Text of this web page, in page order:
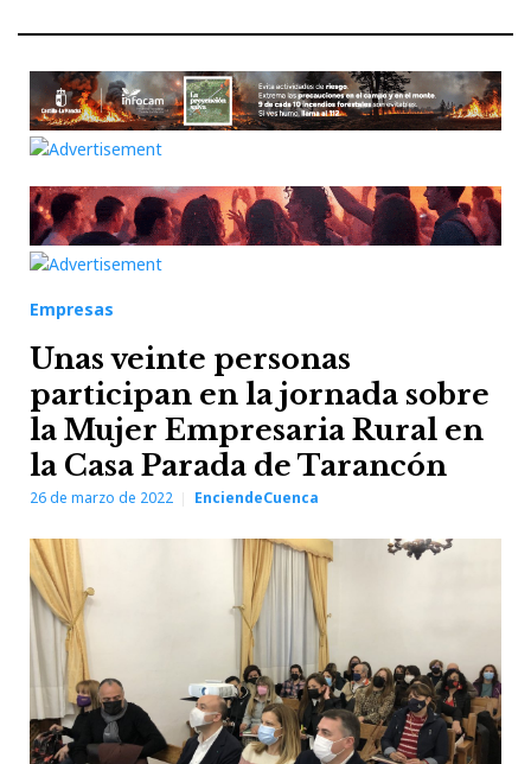
Empresas
Unas veinte personas
participan en la jornada sobre
la Mujer Empresaria Rural en
la Casa Parada de Tarancón
26 de marzo de 2022 EnciendeCuenca